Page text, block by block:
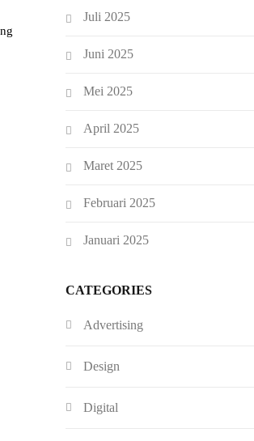
Juli 2025
Juni 2025
Mei 2025
April 2025
Maret 2025
Februari 2025
Januari 2025
CATEGORIES
Advertising
Design
Digital